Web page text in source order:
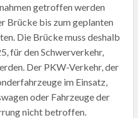
getroffen werden
Brücke bis zum geplanten
Die Brücke muss deshalb
für den Schwerverkehr,
Der PKW-Verkehr, der
im Einsatz,
oder Fahrzeuge der
nicht betroffen.